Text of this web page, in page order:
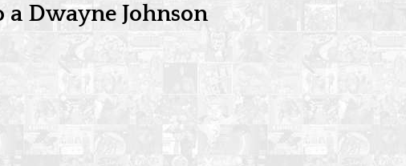
a Dwayne Johnson